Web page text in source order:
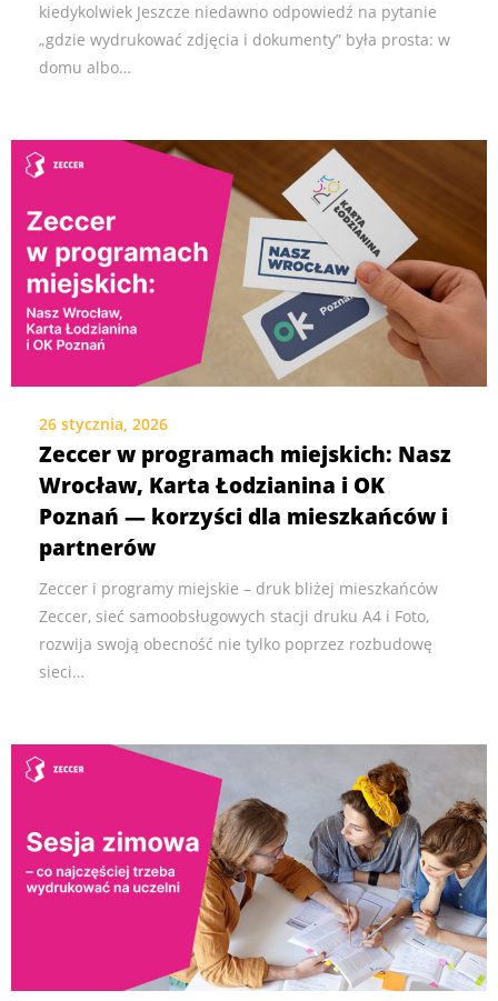
kiedykolwiek Jeszcze niedawno odpowiedź na pytanie
„gdzie wydrukować zdjęcia i dokumenty” była prosta: w
domu albo…
26 stycznia, 2026
Zeccer w programach miejskich: Nasz
Wrocław, Karta Łodzianina i OK
Poznań — korzyści dla mieszkańców i
partnerów
Zeccer i programy miejskie – druk bliżej mieszkańców
Zeccer, sieć samoobsługowych stacji druku A4 i Foto,
rozwija swoją obecność nie tylko poprzez rozbudowę
sieci…